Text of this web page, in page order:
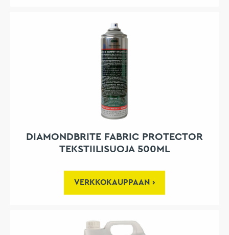
DIAMONDBRITE FABRIC PROTECTOR
TEKSTIILISUOJA 500ML
VERKKOKAUPPAAN